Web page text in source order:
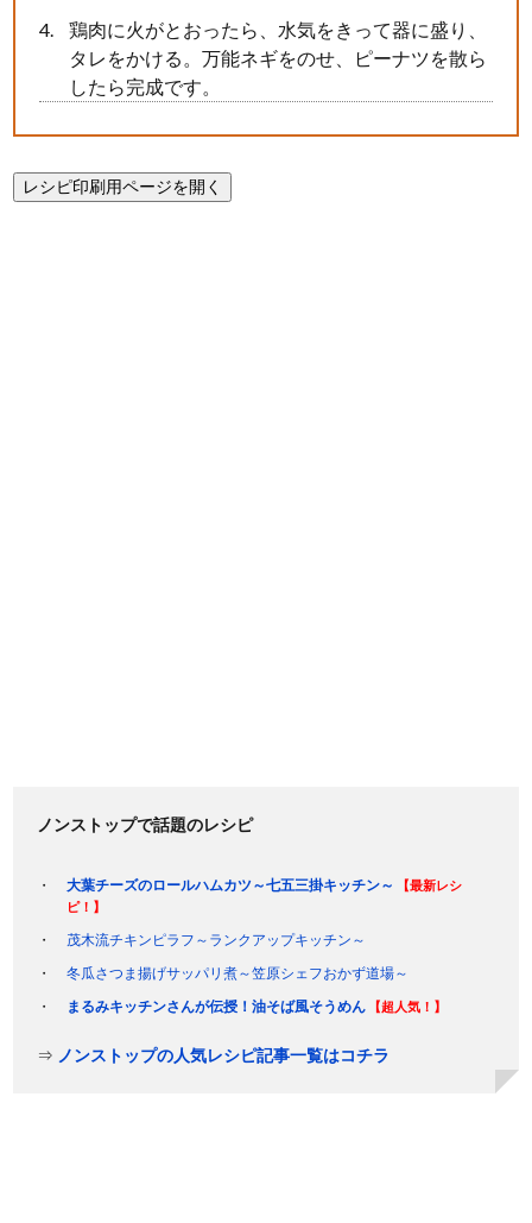
鶏肉に火がとおったら、水気をきって器に盛り、
タレをかける。万能ネギをのせ、ピーナツを散ら
したら完成です。
ノンストップで話題のレシピ
大葉チーズのロールハムカツ～七五三掛キッチン～
【最新レシ
ピ！】
茂木流チキンピラフ～ランクアップキッチン～
冬瓜さつま揚げサッパリ煮～笠原シェフおかず道場～
まるみキッチンさんが伝授！油そば風そうめん
【超人気！】
⇒ ノンストップの人気レシピ記事一覧はコチラ